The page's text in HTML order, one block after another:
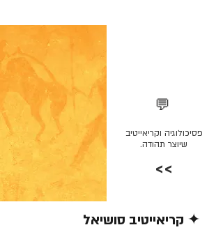
💬
פסיכולוגיה וקריאייטיב
שיוצר תהודה.
>>
✦ קריאייטיב סושיאל